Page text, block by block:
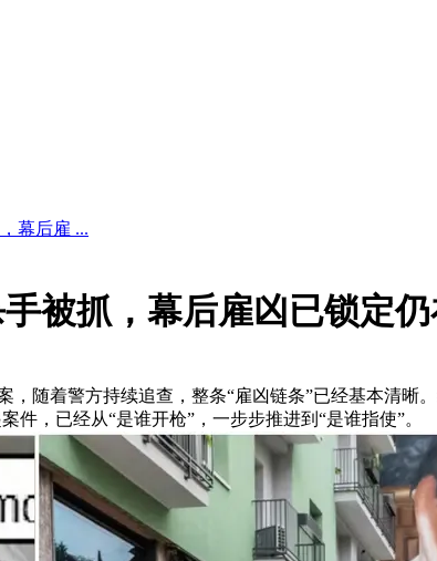
幕后雇 ...
被抓，幕后雇凶已锁定仍
随着警方持续追查，整条“雇凶链条”已经基本清晰
，已经从“是谁开枪”，一步步推进到“是谁指使”。